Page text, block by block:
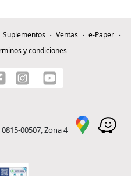
Suplementos Ventas
e-Paper
y condiciones
00507, Zona 4